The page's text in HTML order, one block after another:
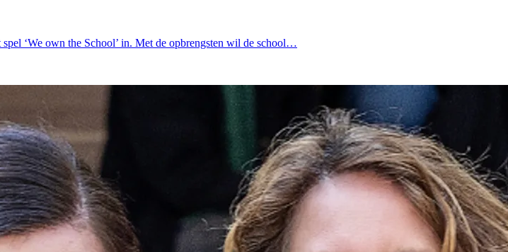
‘We own the School’ in. Met de opbrengsten wil de school…